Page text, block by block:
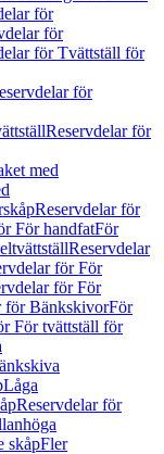
för
för
för Tvättställ för
för
Reservdelar för
med
Reservdelar för
För handfatFör
Reservdelar
för För
för För
för BänkskivorFör
För tvättställ för
Låga
Reservdelar för
skåpFler